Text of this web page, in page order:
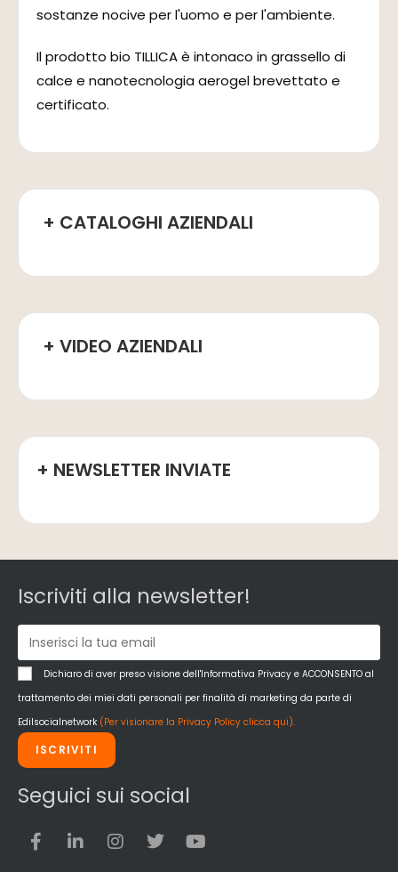
sostanze nocive per l'uomo e per l'ambiente.
Il prodotto bio TILLICA è intonaco in grassello di
calce e nanotecnologia aerogel brevettato e
certificato.
+ CATALOGHI AZIENDALI
+ VIDEO AZIENDALI
+ NEWSLETTER INVIATE
Iscriviti alla newsletter!
Dichiaro di aver preso visione dell'Informativa Privacy e ACCONSENTO al
trattamento dei miei dati personali per finalità di marketing da parte di
Edilsocialnetwork (Per visionare la Privacy Policy clicca qui).
ISCRIVITI
Seguici sui social